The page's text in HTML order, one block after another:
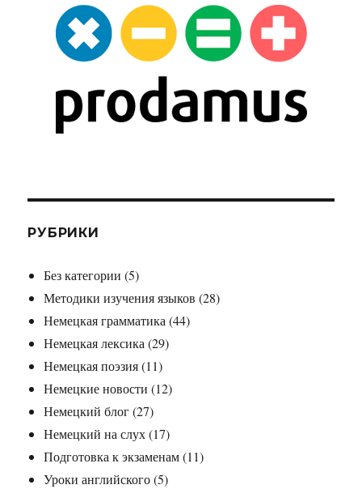
РУБРИКИ
Без категории (5)
Методики изучения языков (28)
Немецкая грамматика (44)
Немецкая лексика (29)
Немецкая поэзия(11)
Немецкие новости (12)
Немецкий блог(27)
Немецкий на слух(17)
Подготовка к экзаменам(11)
Уроки английского(5)